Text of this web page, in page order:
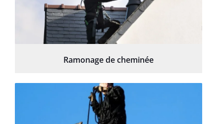
Ramonage de cheminée